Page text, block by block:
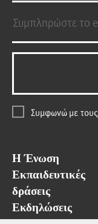
Συμφωνώ με τους
Η Ένωση
Εκπαιδευτικές
δράσεις
Εκδηλώσεις